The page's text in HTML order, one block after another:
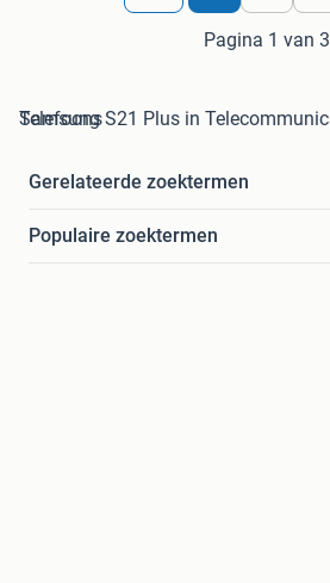
Pagina 1 van 3
Samsung S21 Plus in Telecommunicatie en Mobiele Telefoons
Gerelateerde zoektermen
Populaire zoektermen